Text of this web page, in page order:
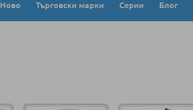
Ново Търговски марки Серии Блог